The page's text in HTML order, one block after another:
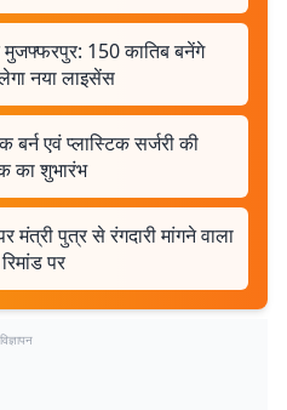
150 कातिब बनेंगे
नया लाइसेंस
एवं प्लास्टिक सर्जरी की
का शुभारंभ
मंत्री पुत्र से रंगदारी मांगने वाला
पर
विज्ञापन